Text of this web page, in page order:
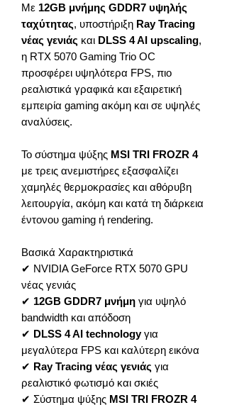
Με 12GB μνήμης GDDR7 υψηλής
ταχύτητας, υποστήριξη Ray Tracing
νέας γενιάς και DLSS 4 AI upscaling,
η RTX 5070 Gaming Trio OC
προσφέρει υψηλότερα FPS, πιο
ρεαλιστικά γραφικά και εξαιρετική
εμπειρία gaming ακόμη και σε υψηλές
αναλύσεις.
Το σύστημα ψύξης MSI TRI FROZR 4
με τρεις ανεμιστήρες εξασφαλίζει
χαμηλές θερμοκρασίες και αθόρυβη
λειτουργία, ακόμη και κατά τη διάρκεια
έντονου gaming ή rendering.
Βασικά Χαρακτηριστικά
✔ NVIDIA GeForce RTX 5070 GPU
νέας γενιάς
✔ 12GB GDDR7 μνήμη για υψηλό
bandwidth και απόδοση
✔ DLSS 4 AI technologyγια
μεγαλύτερα FPS και καλύτερη εικόνα
✔ Ray Tracing νέας γενιάς για
ρεαλιστικό φωτισμό και σκιές
✔ Σύστημα ψύξης MSI TRI FROZR 4